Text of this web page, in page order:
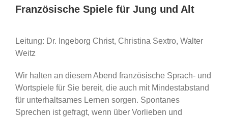
Französische Spiele für Jung und Alt
Leitung: Dr. Ingeborg Christ, Christina Sextro, Walter
Weitz
Wir halten an diesem Abend französische Sprach- und
Wortspiele für Sie bereit, die auch mit Mindestabstand
für unterhaltsames Lernen sorgen. Spontanes
Sprechen ist gefragt, wenn über Vorlieben und